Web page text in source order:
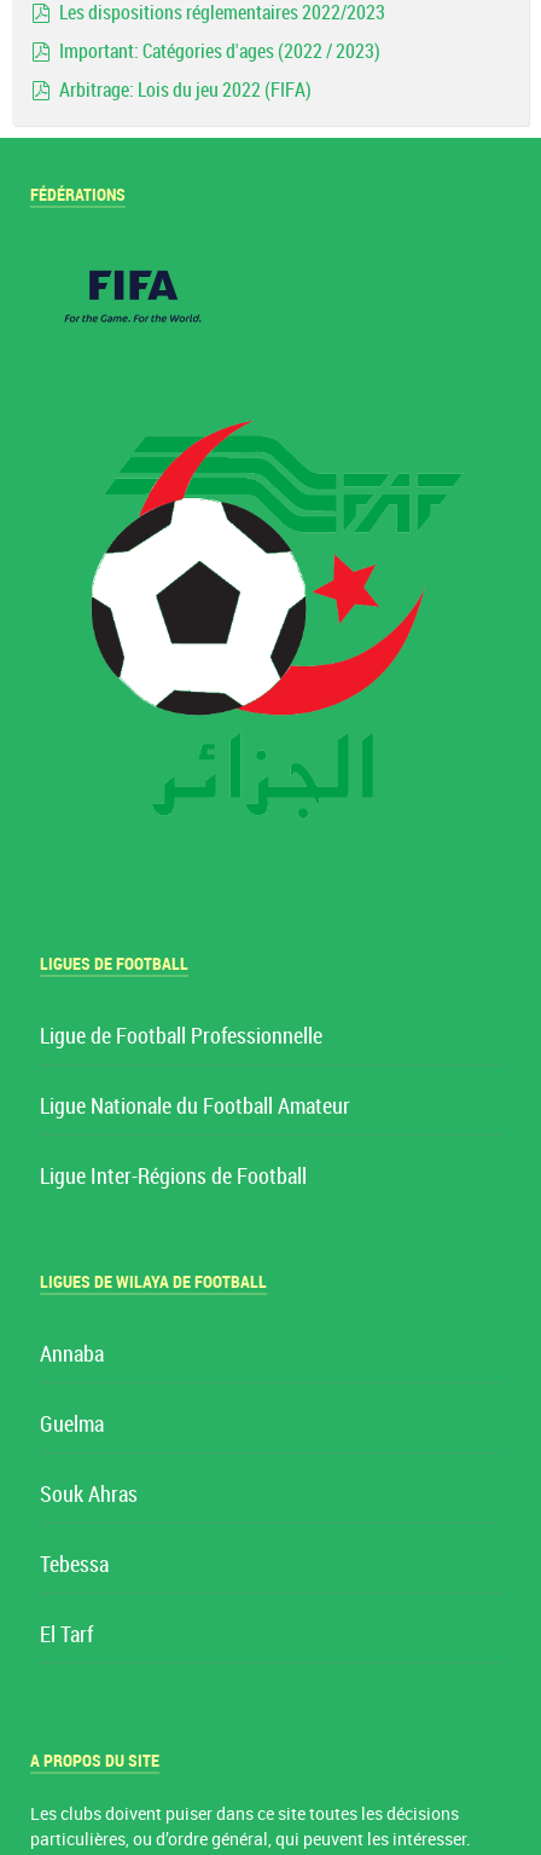
Les dispositions réglementaires 2022/2023
Important: Catégories d'ages (2022 / 2023)
Arbitrage: Lois du jeu 2022 (FIFA)
FÉDÉRATIONS
LIGUES DE FOOTBALL
Ligue de Football Professionnelle
Ligue Nationale du Football Amateur
Ligue Inter-Régions de Football
LIGUES DE WILAYA DE FOOTBALL
Annaba
Guelma
Souk Ahras
Tebessa
El Tarf
A PROPOS DU SITE
Les clubs doivent puiser dans ce site toutes les décisions
particulières, ou d’ordre général, qui peuvent les intéresser.